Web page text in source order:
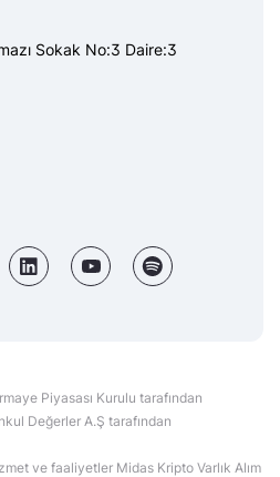
Sokak No:3 Daire:3
Piyasası Kurulu tarafından
Değerler A.Ş tarafından
ve faaliyetler Midas Kripto Varlık Alım